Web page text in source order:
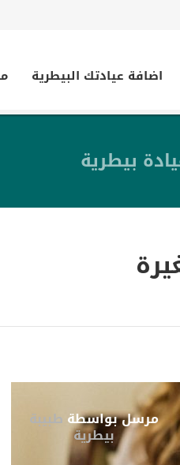
اضافة عيادتك البيطرية
بيطرية
مرسل بواسطة طبيبة
بيطرية